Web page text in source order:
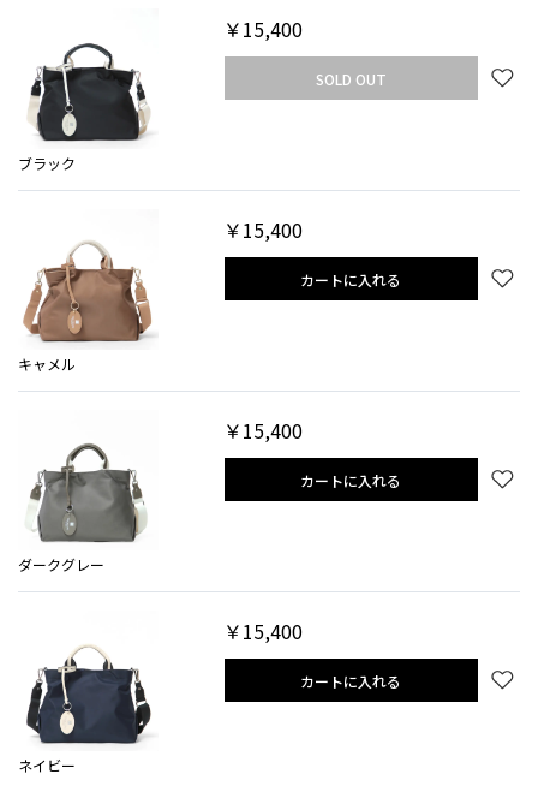
ブラック
￥15,400
SOLD OUT
キャメル
￥15,400
カートに入れる
ダークグレー
￥15,400
カートに入れる
ネイビー
￥15,400
カートに入れる